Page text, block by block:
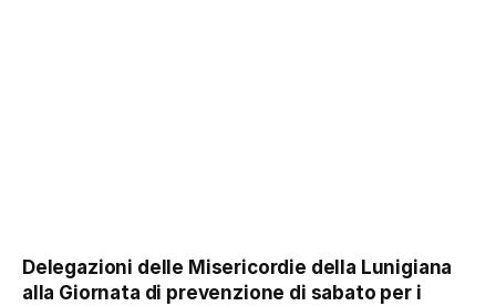
Delegazioni delle Misericordie della Lunigiana
alla Giornata di prevenzione di sabato per i